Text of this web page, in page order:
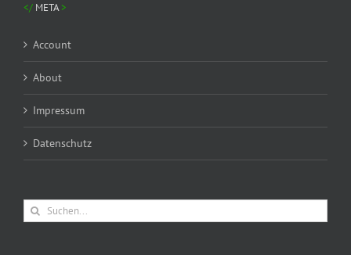
META
Account
About
Impressum
Datenschutz
Suche
nach: